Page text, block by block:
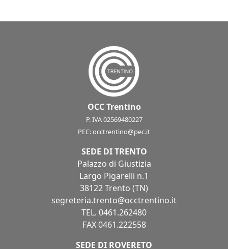
OCC Trentino
P. IVA 02569480227
PEC:occtrentino@pec.it
SEDE DI TRENTO
Palazzo di Giustizia
Largo Pigarelli n.1
38122 Trento (TN)
segreteria.trento@occtrentino.it
TEL. 0461.262480
FAX 0461.222558
SEDE DI ROVERETO